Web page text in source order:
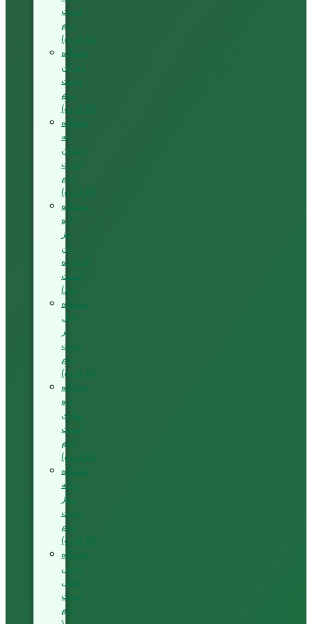
دست
دوم
(کارکرده)
دستگاه
دورکن
دست
دوم
(کارکرده)
دستگاه
لبه
چسبان
دست
دوم
(کارکرده)
دستگاه
اره
تیز
کن
کارکرده
(دست
دوم)
دستگاه
پانل
بر
دست
دوم
(کارکرده)
دستگاه
اره
نواری
دست
دوم
(کارکرده)
دستگاه
زبانه
ساز
دست
دوم
(کارکرده)
دستگاه
تراش
خطی
دست
دوم